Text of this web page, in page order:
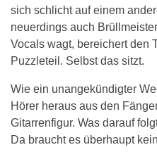
sich schlicht auf einem
neuerdings auch
Vocals wagt, bereichert den
Puzzleteil. Selbst das sitzt.
Wie ein unangekündigter
Hörer heraus aus den
Gitarrenfigur. Was darauf
Da braucht es überhaupt